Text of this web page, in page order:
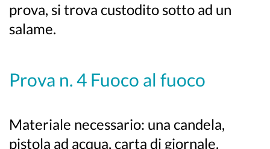
prova, si trova custodito sotto ad un
salame.
Prova n. 4 Fuoco al fuoco
Materiale necessario: una candela,
pistola ad acqua, carta di giornale,